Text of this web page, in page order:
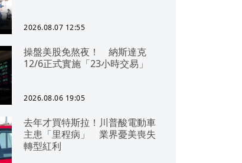
2026.08.07 12:55
操盤美股免熬夜！ 納斯達克
12/6正式實施「23小時交易」
2026.08.06 19:05
去年才買特斯拉！川普酸電動車
主患「里程病」 業界憂美喪失
轉型紅利